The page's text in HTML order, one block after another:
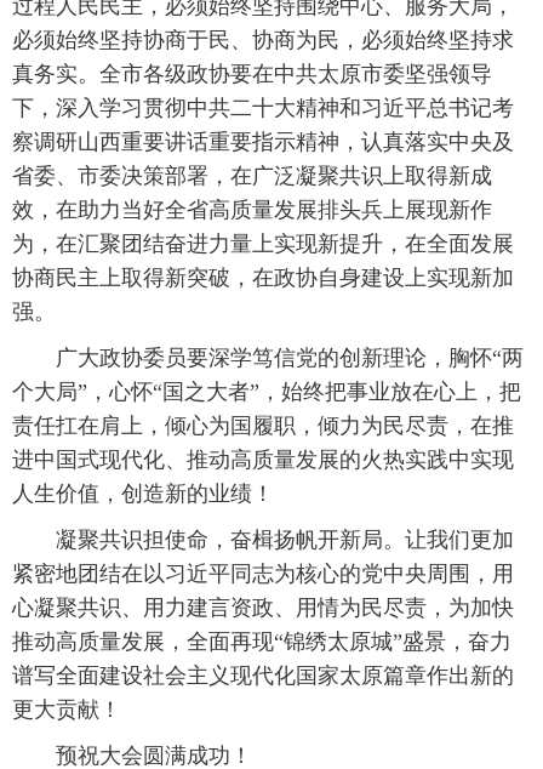
过程人民民主，必须始终坚持围绕中心、服务大局，
必须始终坚持协商于民、协商为民，必须始终坚持求
真务实。全市各级政协要在中共太原市委坚强领导
下，深入学习贯彻中共二十大精神和习近平总书记考
察调研山西重要讲话重要指示精神，认真落实中央及
省委、市委决策部署，在广泛凝聚共识上取得新成
效，在助力当好全省高质量发展排头兵上展现新作
为，在汇聚团结奋进力量上实现新提升，在全面发展
协商民主上取得新突破，在政协自身建设上实现新加
强。
广大政协委员要深学笃信党的创新理论，胸怀“两
个大局”，心怀“国之大者”，始终把事业放在心上，把
责任扛在肩上，倾心为国履职，倾力为民尽责，在推
进中国式现代化、推动高质量发展的火热实践中实现
人生价值，创造新的业绩！
凝聚共识担使命，奋楫扬帆开新局。让我们更加
紧密地团结在以习近平同志为核心的党中央周围，用
心凝聚共识、用力建言资政、用情为民尽责，为加快
推动高质量发展，全面再现“锦绣太原城”盛景，奋力
谱写全面建设社会主义现代化国家太原篇章作出新的
更大贡献！
预祝大会圆满成功！